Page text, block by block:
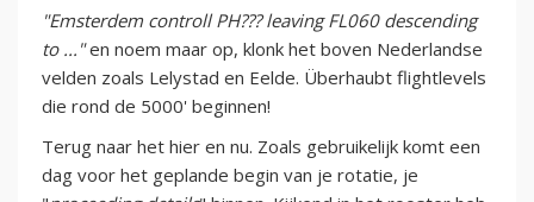
"Emsterdem controll PH??? leaving FL060 descending
to ..."en noem maar op, klonk het boven Nederlandse
velden zoals Lelystad en Eelde. Überhaubt flightlevels
die rond de 5000' beginnen!
Terug naar het hier en nu. Zoals gebruikelijk komt een
dag voor het geplande begin van je rotatie, je